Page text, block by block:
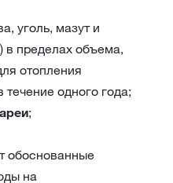
уголь, мазут и
в пределах объема,
отопления
течение одного года;
;
обоснованные
на